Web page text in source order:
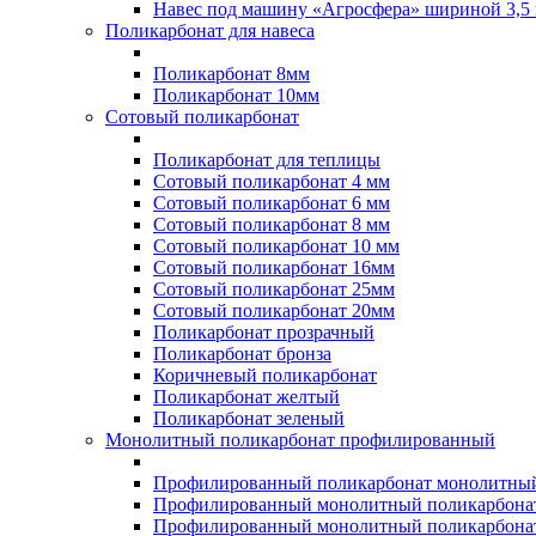
Навес под машину «Агросфера» шириной 3,5
Поликарбонат для навеса
Поликарбонат 8мм
Поликарбонат 10мм
Сотовый поликарбонат
Поликарбонат для теплицы
Сотовый поликарбонат 4 мм
Сотовый поликарбонат 6 мм
Сотовый поликарбонат 8 мм
Сотовый поликарбонат 10 мм
Сотовый поликарбонат 16мм
Сотовый поликарбонат 25мм
Сотовый поликарбонат 20мм
Поликарбонат прозрачный
Поликарбонат бронза
Коричневый поликарбонат
Поликарбонат желтый
Поликарбонат зеленый
Монолитный поликарбонат профилированный
Профилированный поликарбонат
Профилированный монолитный
Профилированный монолитный